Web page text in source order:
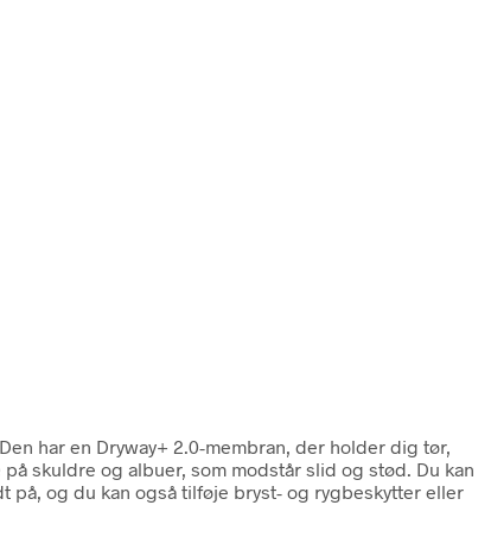
har en Dryway+ 2.0-membran, der holder dig tør,
skuldre og albuer, som modstår slid og stød. Du kan
på, og du kan også tilføje bryst- og rygbeskytter eller